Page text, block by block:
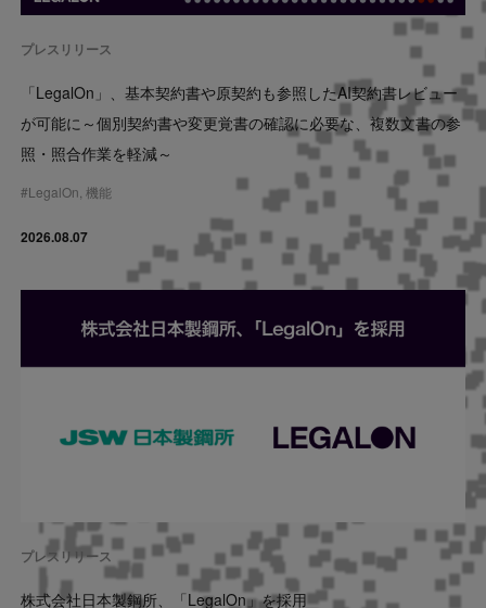
Contact
US website
プレスリリース
「LegalOn」、基本契約書や原契約も参照したAI契約書レビュー
が可能に～個別契約書や変更覚書の確認に必要な、複数文書の参
照・照合作業を軽減～
#LegalOn ,機能
2026.08.07
プレスリリース
株式会社日本製鋼所、「LegalOn」を採用